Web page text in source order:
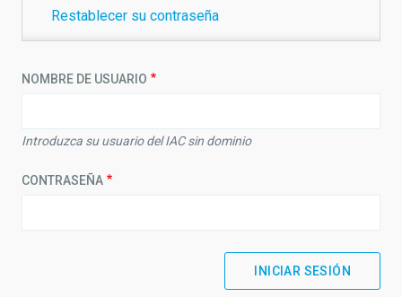
navegación
Restablecer su contraseña
NOMBRE DE USUARIO
Introduzca su usuario del IAC sin dominio
CONTRASEÑA